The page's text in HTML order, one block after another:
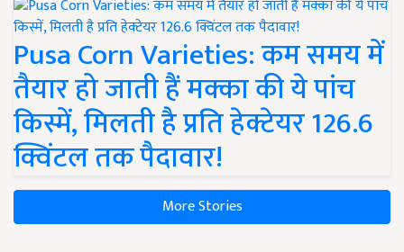
Pusa Corn Varieties: कम समय में
तैयार हो जाती हैं मक्का की ये पांच
किस्में, मिलती है प्रति हेक्टेयर 126.6
क्विंटल तक पैदावार!
More Stories